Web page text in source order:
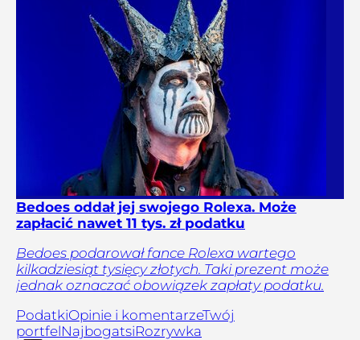
Bedoes oddał jej swojego Rolexa. Może
zapłacić nawet 11 tys. zł podatku
Bedoes podarował fance Rolexa wartego
kilkadziesiąt tysięcy złotych. Taki prezent może
jednak oznaczać obowiązek zapłaty podatku.
PodatkiOpinie i komentarzeTwój
portfelNajbogatsiRozrywka